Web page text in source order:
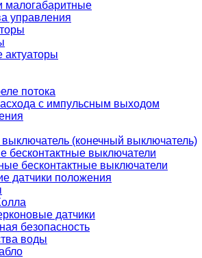
малогабаритные
управления
потока
с импульсным выходом
(конечный выключатель)
бесконтактные выключатели
бесконтактные выключатели
датчики положения
датчики
безопасность
воды